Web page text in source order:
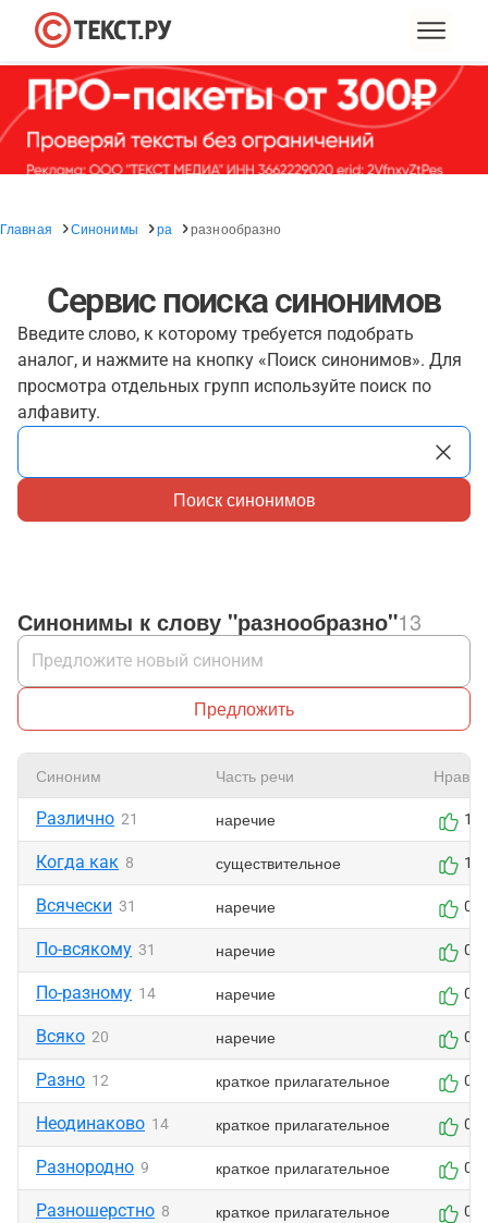
Главная Синонимы ра разнообразно
Сервис поиска синонимов
Введите слово, к которому требуется подобрать
аналог, и нажмите на кнопку «Поиск синонимов». Для
просмотра отдельных групп используйте поиск по
алфавиту.
Поиск синонимов
Синонимы к слову "разнообразно"13
Предложить
Синоним Часть речи
Различно 21 наречие 1
Когда как 8 существительное 1
Всячески 31 наречие 0
По-всякому 31 наречие 0
По-разному 14 наречие 0
Всяко 20 наречие 0
Разно 12 краткое прилагательное 0
Неодинаково 14 краткое прилагательное 0
Разнородно 9 краткое прилагательное 0
Разношерстно 8 краткое прилагательное 0